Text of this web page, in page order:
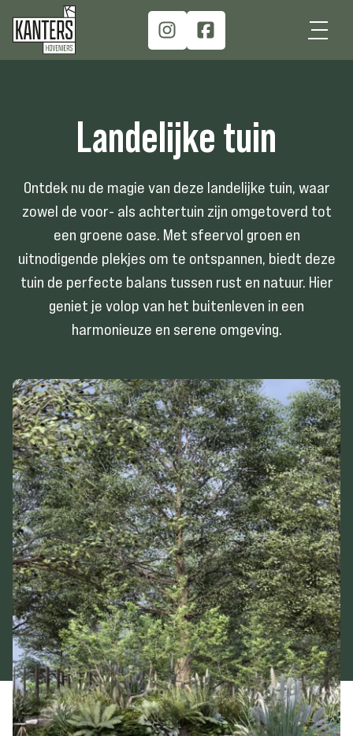
Landelijketuin
Ontdek nu de magie van deze landelijke tuin, waar
zowel de voor- als achtertuin zijn omgetoverd tot
een groene oase. Met sfeervol groen en
uitnodigende plekjes om te ontspannen, biedt deze
tuin de perfecte balans tussen rust en natuur. Hier
geniet je volop van het buitenleven in een
harmonieuze en serene omgeving.